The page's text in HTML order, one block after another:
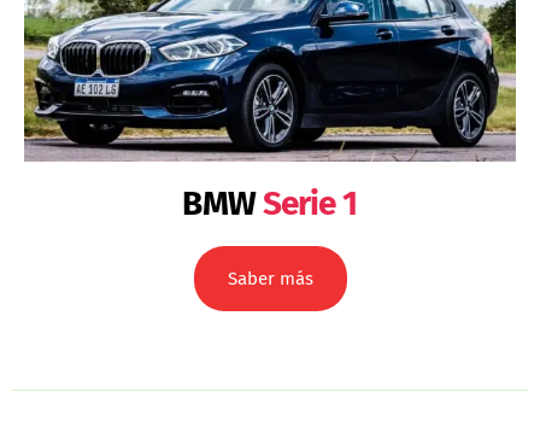
BMWSerie 1
Saber más